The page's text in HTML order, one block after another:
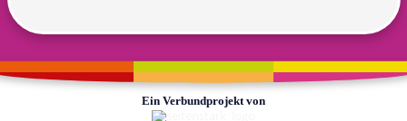
Ein Verbundprojekt von